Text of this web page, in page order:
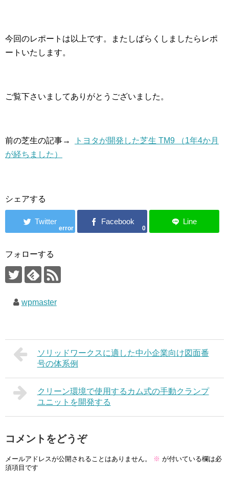
今回のレポートは以上です。またしばらくしましたらレポ
ートいたします。
ご覧下さいましてありがとうございました。
前の芝生の記事→
トヨタが開発した芝生 TM9 （1年4か月
が経ちました）
シェアする
error 0
フォローする
wpmaster
ソリッドワークスに適した中小企業向け図面番
号の体系例
クリーン環境で使用するカム式の手動クランプ
ユニットを開発する
コメントをどうぞ
メールアドレスが公開されることはありません。 ※ が付いている欄は必
須項目です